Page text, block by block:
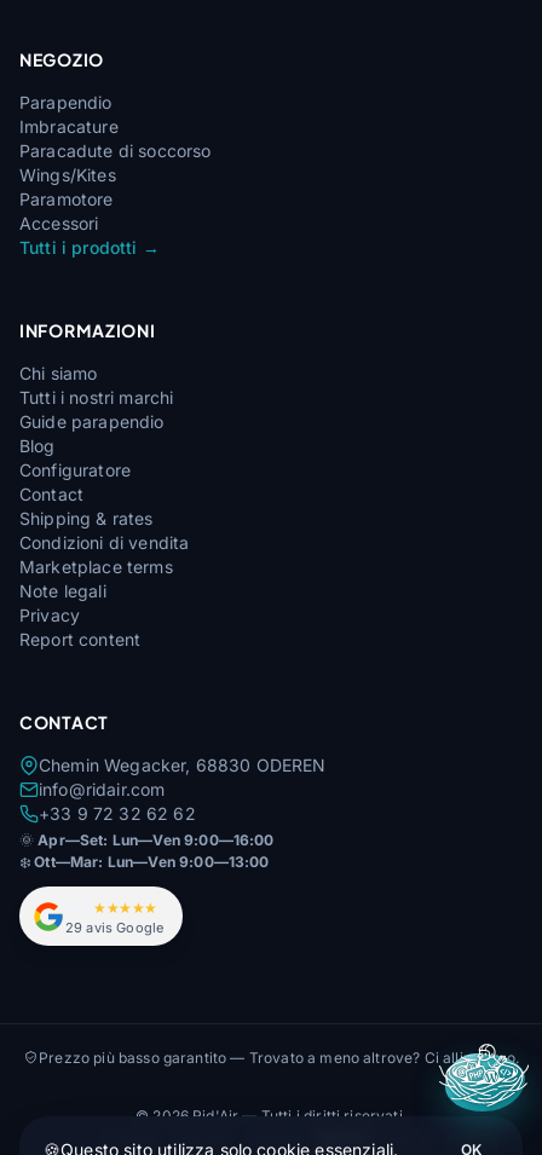
NEGOZIO
Parapendio
Imbracature
Paracadute di soccorso
Wings/Kites
Paramotore
Accessori
Tutti i prodotti →
INFORMAZIONI
Chi siamo
Tutti i nostri marchi
Guide parapendio
Blog
Configuratore
Contact
Shipping & rates
Condizioni di vendita
Marketplace terms
Note legali
Privacy
Report content
CONTACT
Chemin Wegacker, 68830 ODEREN
info@ridair.com
+33 9 72 32 62 62
🌞Apr—Set: Lun—Ven 9:00—16:00
❄️Ott—Mar: Lun—Ven 9:00—13:00
★★★★★
29 avis Google
Prezzo più basso garantito — Trovato a meno altrove? Ci allineiamo.
© 2026 Rid'Air — Tutti i diritti riservati.
🇫🇷 FR
🇩🇪 DE 🇬🇧 EN 🇪🇸 ES
🍪Questo sito utilizza solo cookie essenziali. OK